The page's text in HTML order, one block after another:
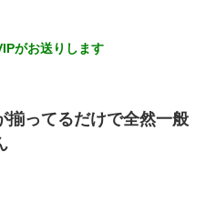
がお送りします
揃ってるだけで全然一般